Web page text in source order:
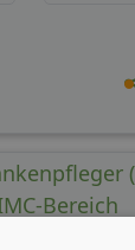
Bereich